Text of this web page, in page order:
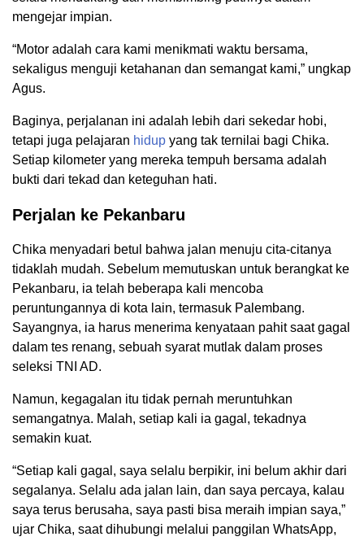
mengejar impian.
“Motor adalah cara kami menikmati waktu bersama,
sekaligus menguji ketahanan dan semangat kami,” ungkap
Agus.
Baginya, perjalanan ini adalah lebih dari sekedar hobi,
tetapi juga pelajaran hidup yang tak ternilai bagi Chika.
Setiap kilometer yang mereka tempuh bersama adalah
bukti dari tekad dan keteguhan hati.
Perjalan ke Pekanbaru
Chika menyadari betul bahwa jalan menuju cita-citanya
tidaklah mudah. Sebelum memutuskan untuk berangkat ke
Pekanbaru, ia telah beberapa kali mencoba
peruntungannya di kota lain, termasuk Palembang.
Sayangnya, ia harus menerima kenyataan pahit saat gagal
dalam tes renang, sebuah syarat mutlak dalam proses
seleksi TNI AD.
Namun, kegagalan itu tidak pernah meruntuhkan
semangatnya. Malah, setiap kali ia gagal, tekadnya
semakin kuat.
“Setiap kali gagal, saya selalu berpikir, ini belum akhir dari
segalanya. Selalu ada jalan lain, dan saya percaya, kalau
saya terus berusaha, saya pasti bisa meraih impian saya,”
ujar Chika, saat dihubungi melalui panggilan WhatsApp,